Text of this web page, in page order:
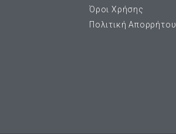
Όροι Χρήσης
Πολιτική Απορρήτου